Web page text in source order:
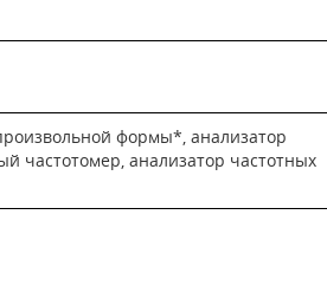
формы*, анализатор
частотомер, анализатор частотных